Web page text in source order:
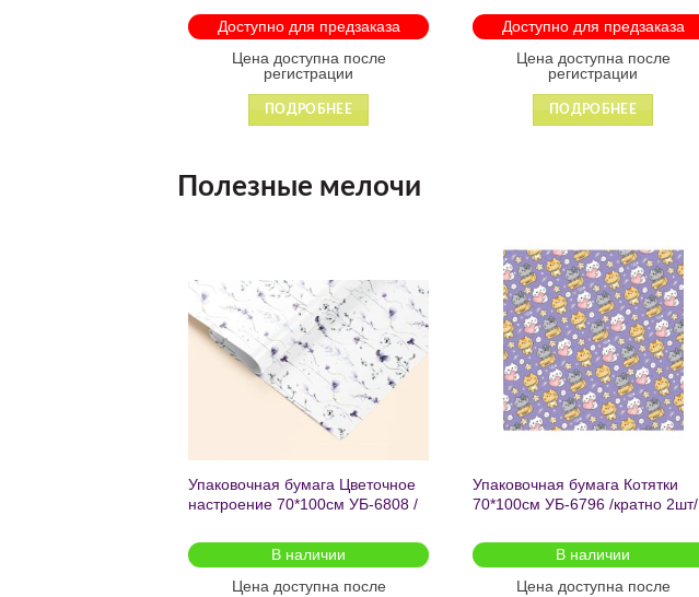
Доступно для предзаказа
Цена доступна после
регистрации
ПОДРОБНЕЕ
молнии 1215
Доступно для предзаказа
Цена доступна после
регистрации
ПОДРОБНЕЕ
Полезные мелочи
Добавить
в список
желаний
Упаковочная бумага Цветочное
настроение 70*100см УБ-6808 /
В наличии
Цена доступна после
Добавить
в список
желаний
Упаковочная бумага Котятки
70*100см УБ-6796 /кратно 2шт/
В наличии
Цена доступна после